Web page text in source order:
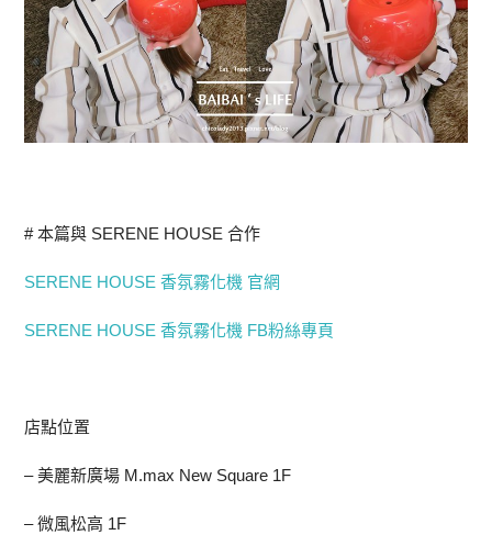
# 本篇與 SERENE HOUSE 合作
SERENE HOUSE 香氛霧化機 官網
SERENE HOUSE 香氛霧化機 FB粉絲專頁
店點位置
– 美麗新廣場 M.max New Square 1F
– 微風松高 1F